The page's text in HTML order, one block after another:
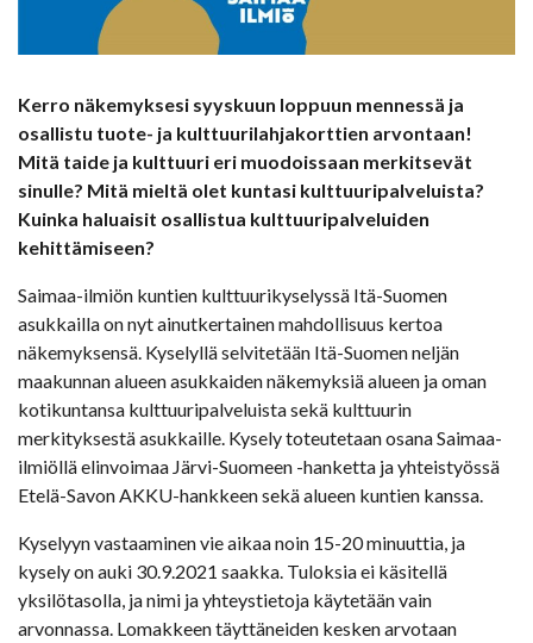
Kerro näkemyksesi syyskuun loppuun mennessä ja
osallistu tuote- ja kulttuurilahjakorttien arvontaan!
Mitä taide ja kulttuuri eri muodoissaan merkitsevät
sinulle? Mitä mieltä olet kuntasi kulttuuripalveluista?
Kuinka haluaisit osallistua kulttuuripalveluiden
kehittämiseen?
Saimaa-ilmiön kuntien kulttuurikyselyssä Itä-Suomen
asukkailla on nyt ainutkertainen mahdollisuus kertoa
näkemyksensä. Kyselyllä selvitetään Itä-Suomen neljän
maakunnan alueen asukkaiden näkemyksiä alueen ja oman
kotikuntansa kulttuuripalveluista sekä kulttuurin
merkityksestä asukkaille. Kysely toteutetaan osana Saimaa-
ilmiöllä elinvoimaa Järvi-Suomeen -hanketta ja yhteistyössä
Etelä-Savon AKKU-hankkeen sekä alueen kuntien kanssa.
Kyselyyn vastaaminen vie aikaa noin 15-20 minuuttia, ja
kysely on auki 30.9.2021 saakka. Tuloksia ei käsitellä
yksilötasolla, ja nimi ja yhteystietoja käytetään vain
arvonnassa. Lomakkeen täyttäneiden kesken arvotaan